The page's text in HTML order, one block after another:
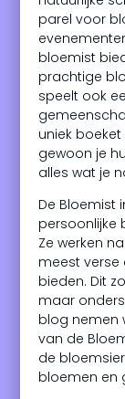
parel voor
bloemist
prachtige
speelt ook
uniek
gewoon je
alles wat je
De Bloemist
persoonlijke
Ze werken
meest
bieden. Dit
maar
blog nemen
van de
de
bloemen en